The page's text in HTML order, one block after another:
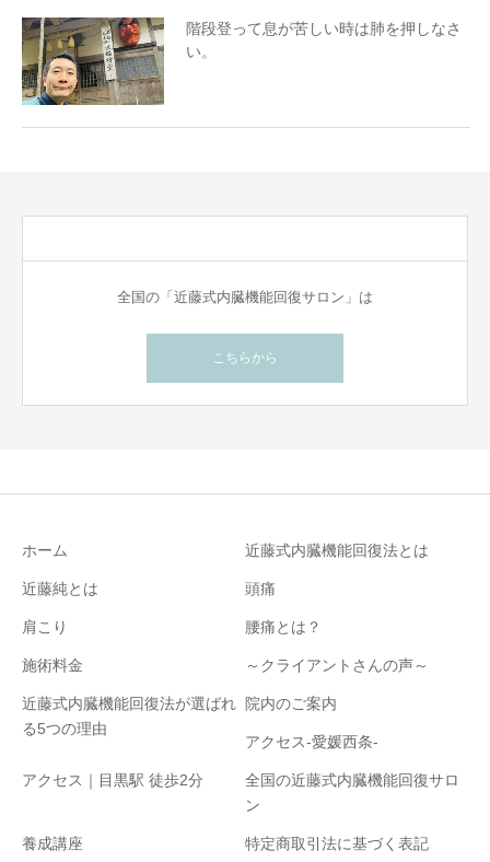
階段登って息が苦しい時は肺を押しなさ
い。
全国の「近藤式内臓機能回復サロン」は
こちらから
ホーム 近藤式内臓機能回復法とは
近藤純とは 頭痛
肩こり 腰痛とは？
施術料金 ～クライアントさんの声～
近藤式内臓機能回復法が選ばれ
る5つの理由
院内のご案内
アクセス-愛媛西条-
アクセス｜目黒駅 徒歩2分
全国の近藤式内臓機能回復サロ
ン
養成講座 特定商取引法に基づく表記